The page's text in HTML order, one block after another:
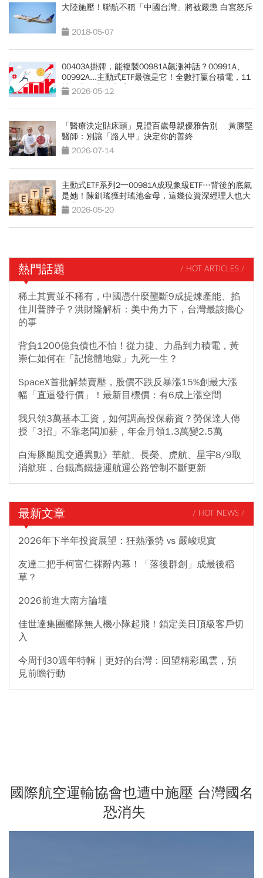
大陸施壓！聯航不稱「中國台灣」將被嚴懲 白宮怒斥
2018-05-07
00403A掛牌，能複製00981A飆漲神話？00991A、
00992A...主動式ETF最強是它！全數打贏台積電，11
檔各賺多少一表看
2026-05-12
「醫療決定貼床頭」見證百歲母親優雅告別 黃勝堅
醫師：別讓「路人甲」決定你的善終
2026-07-14
主動式ETF系列2一00981A成現象級ETF…背後的底氣
是她！陳釧瑤獲封瑤池金母，這幾位資深經理人也大
有來頭
2026-05-20
熱門話題 / HOT ARTICLES /
稀土其實並不稀有，中國憑什麼壟斷9成提煉產能、掐
住川普脖子？洪財隆解析：美中角力下，台灣最該擔心
的事
背負1200億負債也不怕！從力捷、力晶到力積電，黃
崇仁如何在「記憶體地獄」九死一生？
SpaceX首批解禁賣壓，股價不跌反暴漲15%創最大漲
幅「直逼發行價」！最新目標價：有6成上漲空間
我只領3萬基本工資，如何調高投保薪資？勞保達人傳
授「3招」不靠老闆加薪，年金月領1.3萬變2.5萬
白海豚颱風交通異動》華航、長榮、虎航、星宇8/9取
消航班，台鐵高鐵捷運航運公路管制不斷更新
最新文章 / HOT NEWS /
2026年下半年投資展望：狂熱漲勢 vs 嚴峻現實
友達二把手柯富仁裸辭內幕！「落後群創」成最後稻
草？
2026前進大南方論壇
佳世達集團艦隊無人機小隊起飛！鎖定美日頂級客戶切
入
今周刊30週年特輯｜更好的台灣：回望精彩風雲，預
見前瞻行動
國際航空運輸協會也遭中施壓 台灣國名
恐消失